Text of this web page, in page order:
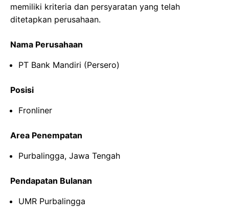
memiliki kriteria dan persyaratan yang telah
ditetapkan perusahaan.
Nama Perusahaan
PT Bank Mandiri (Persero)
Posisi
Fronliner
Area Penempatan
Purbalingga, Jawa Tengah
Pendapatan Bulanan
UMR Purbalingga